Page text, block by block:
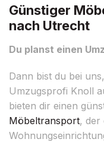
Günstiger
nach Utrecht
Du planst einen
Dann bist du bei
Umzugsprofi Knoll
bieten dir einen
Möbeltransport, der